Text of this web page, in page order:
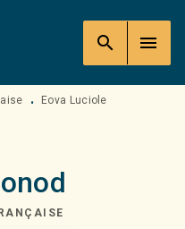
search menu
• Eova Luciole